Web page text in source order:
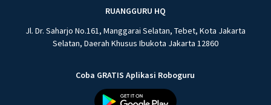
RUANGGURU HQ
Jl. Dr. Saharjo No.161, Manggarai Selatan, Tebet, Kota Jakarta
Selatan, Daerah Khusus Ibukota Jakarta 12860
Coba GRATIS Aplikasi Roboguru